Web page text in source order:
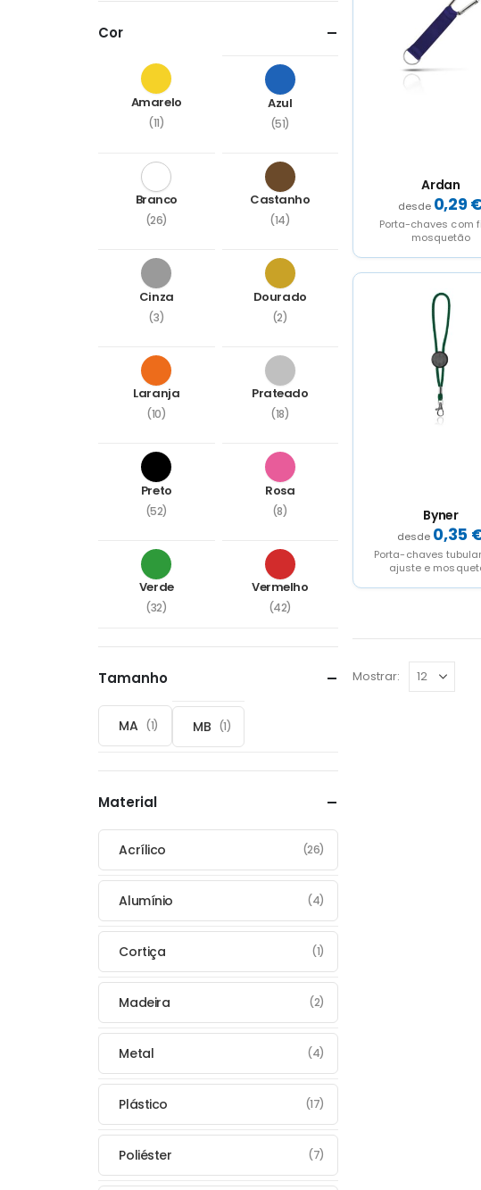
Ardan
0,29
Porta-chaves com
mosquetão
Byner
0,35
Porta-chaves
ajuste e
Mostrar:
Cor
Amarelo
(11)
Azul
(51)
Branco
(26)
Castanho
(14)
Cinza
(3)
Dourado
(2)
Laranja
(10)
Prateado
(18)
Preto
(52)
Rosa
(8)
Verde
(32)
Vermelho
(42)
Tamanho
MA (1) MB (1)
Material
Acrílico (26)
Alumínio (4)
Cortiça (1)
Madeira (2)
Metal (4)
Plástico (17)
Poliéster (7)